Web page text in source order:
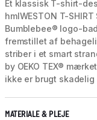
Et klassisk T-shirt-
hmlWESTON T-
Bumblebee® logo-
fremstillet af
striber i et smart
by OEKO TEX®
ikke er brugt
MATERIALE & PLEJE